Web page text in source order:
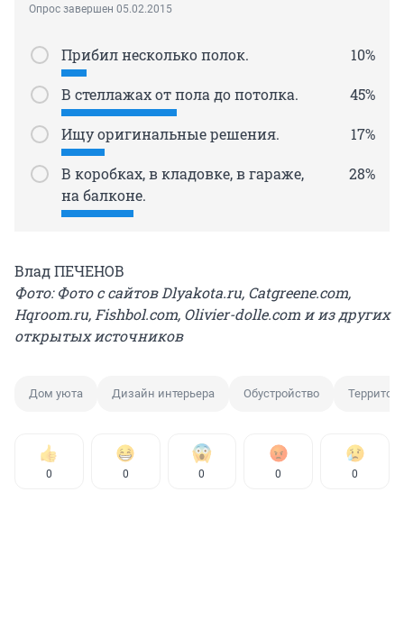
Опрос завершен 05.02.2015
Прибил несколько полок. 10%
В стеллажах от пола до потолка. 45%
Ищу оригинальные решения. 17%
В коробках, в кладовке, в гараже,
на балконе.
28%
Влад ПЕЧЕНОВ
Фото: Фото с сайтов Dlyakota.ru, Catgreene.com,
Hqroom.ru, Fishbol.com, Olivier-dolle.com и из других
открытых источников
Дом уюта Дизайн интерьера Обустройство
0 0 0 0 0